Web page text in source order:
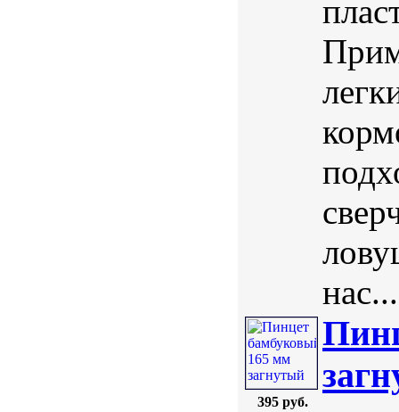
нас...
395 руб.